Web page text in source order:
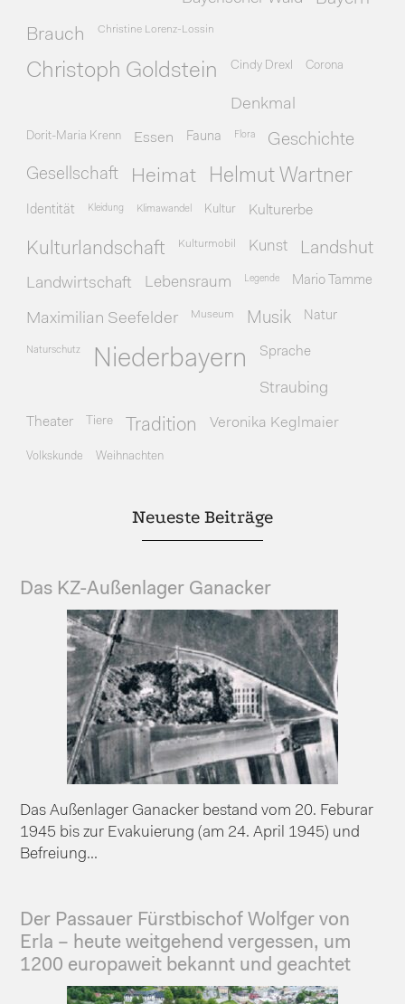
Brauch Christine Lorenz-Lossin
Christoph Goldstein Cindy Drexl Corona
Denkmal
Dorit-Maria Krenn Essen Fauna Flora Geschichte
Gesellschaft Heimat Helmut Wartner
Identität Kleidung Klimawandel Kultur Kulturerbe
Kulturlandschaft Kulturmobil Kunst Landshut
Landwirtschaft Lebensraum Legende Mario Tamme
Maximilian Seefelder Museum Musik Natur
Naturschutz Niederbayern Sprache
Straubing
Theater Tiere Tradition Veronika Keglmaier
Volkskunde Weihnachten
Neueste Beiträge
Das KZ-Außenlager Ganacker
Das Außenlager Ganacker bestand vom 20. Feburar
1945 bis zur Evakuierung (am 24. April 1945) und
Befreiung...
Der Passauer Fürstbischof Wolfger von
Erla – heute weitgehend vergessen, um
1200 europaweit bekannt und geachtet